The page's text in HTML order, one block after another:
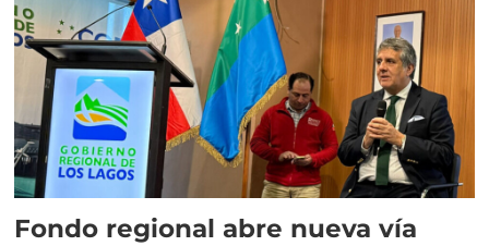
Fondo regional abre nueva vía